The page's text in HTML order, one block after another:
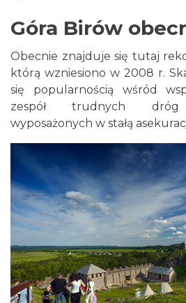
Góra Birów
Obecnie znajduje się tutaj
którą wzniesiono w 2008 r.
się popularnością wśród
zespół trudnych dróg
wyposażonych w stałą